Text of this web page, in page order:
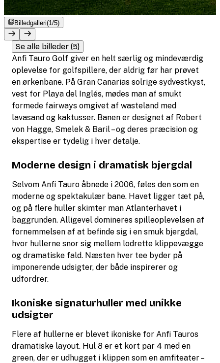
Billedgalleri(1/5)
Se alle billeder (5)
Anfi Tauro Golf giver en helt særlig og mindeværdig
oplevelse for golfspillere, der aldrig før har prøvet
en ørkenbane. På Gran Canarias solrige sydvestkyst,
vest for Playa del Inglés, mødes man af smukt
formede fairways omgivet af wasteland med
lavasand og kaktusser. Banen er designet af Robert
von Hagge, Smelek & Baril – og deres præcision og
ekspertise er tydelig i hver detalje.
Moderne design i dramatisk bjergdal
Selvom Anfi Tauro åbnede i 2006, føles den som en
moderne og spektakulær bane. Havet ligger tæt på,
og på flere huller skimter man Atlanterhavet i
baggrunden. Alligevel domineres spilleoplevelsen af
fornemmelsen af at befinde sig i en smuk bjergdal,
hvor hullerne snor sig mellem lodrette klippevægge
og dramatiske fald. Næsten hver tee byder på
imponerende udsigter, der både inspirerer og
udfordrer.
Ikoniske signaturhuller med unikke
udsigter
Flere af hullerne er blevet ikoniske for Anfi Tauros
dramatiske layout. Hul 8 er et kort par 4 med en
green, der er udhugget i klippen som en amfiteater –